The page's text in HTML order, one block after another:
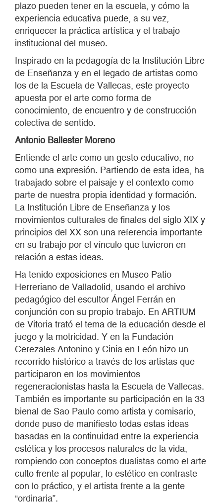
plazo pueden tener en la escuela, y cómo la
experiencia educativa puede, a su vez,
enriquecer la práctica artística y el trabajo
institucional del museo.
Inspirado en la pedagogía de la Institución Libre
de Enseñanza y en el legado de artistas como
los de la Escuela de Vallecas, este proyecto
apuesta por el arte como forma de
conocimiento, de encuentro y de construcción
colectiva de sentido.
Antonio Ballester Moreno
Entiende el arte como un gesto educativo, no
como una expresión. Partiendo de esta idea, ha
trabajado sobre el paisaje y el contexto como
parte de nuestra propia identidad y formación.
La Institución Libre de Enseñanza y los
movimientos culturales de finales del siglo XIX y
principios del XX son una referencia importante
en su trabajo por el vínculo que tuvieron en
relación a estas ideas.
Ha tenido exposiciones en Museo Patio
Herreriano de Valladolid, usando el archivo
pedagógico del escultor Ángel Ferrán en
conjunción con su propio trabajo. En ARTIUM
de Vitoria trató el tema de la educación desde el
juego y la motricidad. Y en la Fundación
Cerezales Antonino y Cinia en León hizo un
recorrido histórico a través de los artistas que
participaron en los movimientos
regeneracionistas hasta la Escuela de Vallecas.
También es importante su participación en la 33
bienal de Sao Paulo como artista y comisario,
donde puso de manifiesto todas estas ideas
basadas en la continuidad entre la experiencia
estética y los procesos naturales de la vida,
rompiendo con conceptos dualistas como el arte
culto frente al popular, lo estético en contraste
con lo práctico, y el artista frente a la gente
"ordinaria”.